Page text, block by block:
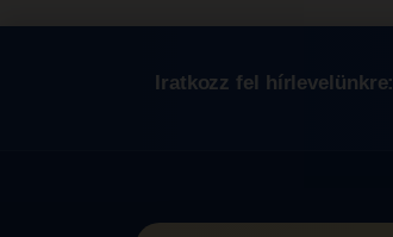
Iratkozz fel hírlevelünkre: